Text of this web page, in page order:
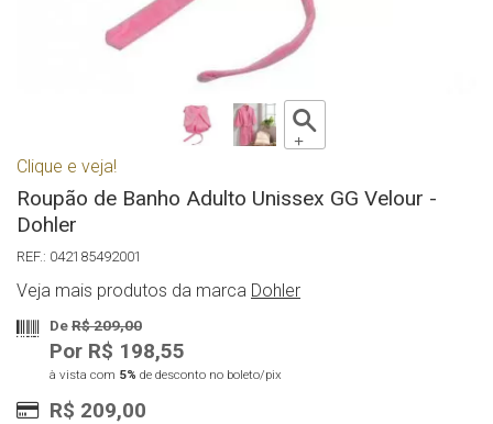
Clique e veja!
Roupão de Banho Adulto Unissex GG Velour -
Dohler
042185492001
Veja mais produtos da marca Dohler
DeR$ 209,00
Por R$ 198,55
à vista com 5% de desconto no boleto/pix
R$ 209,00